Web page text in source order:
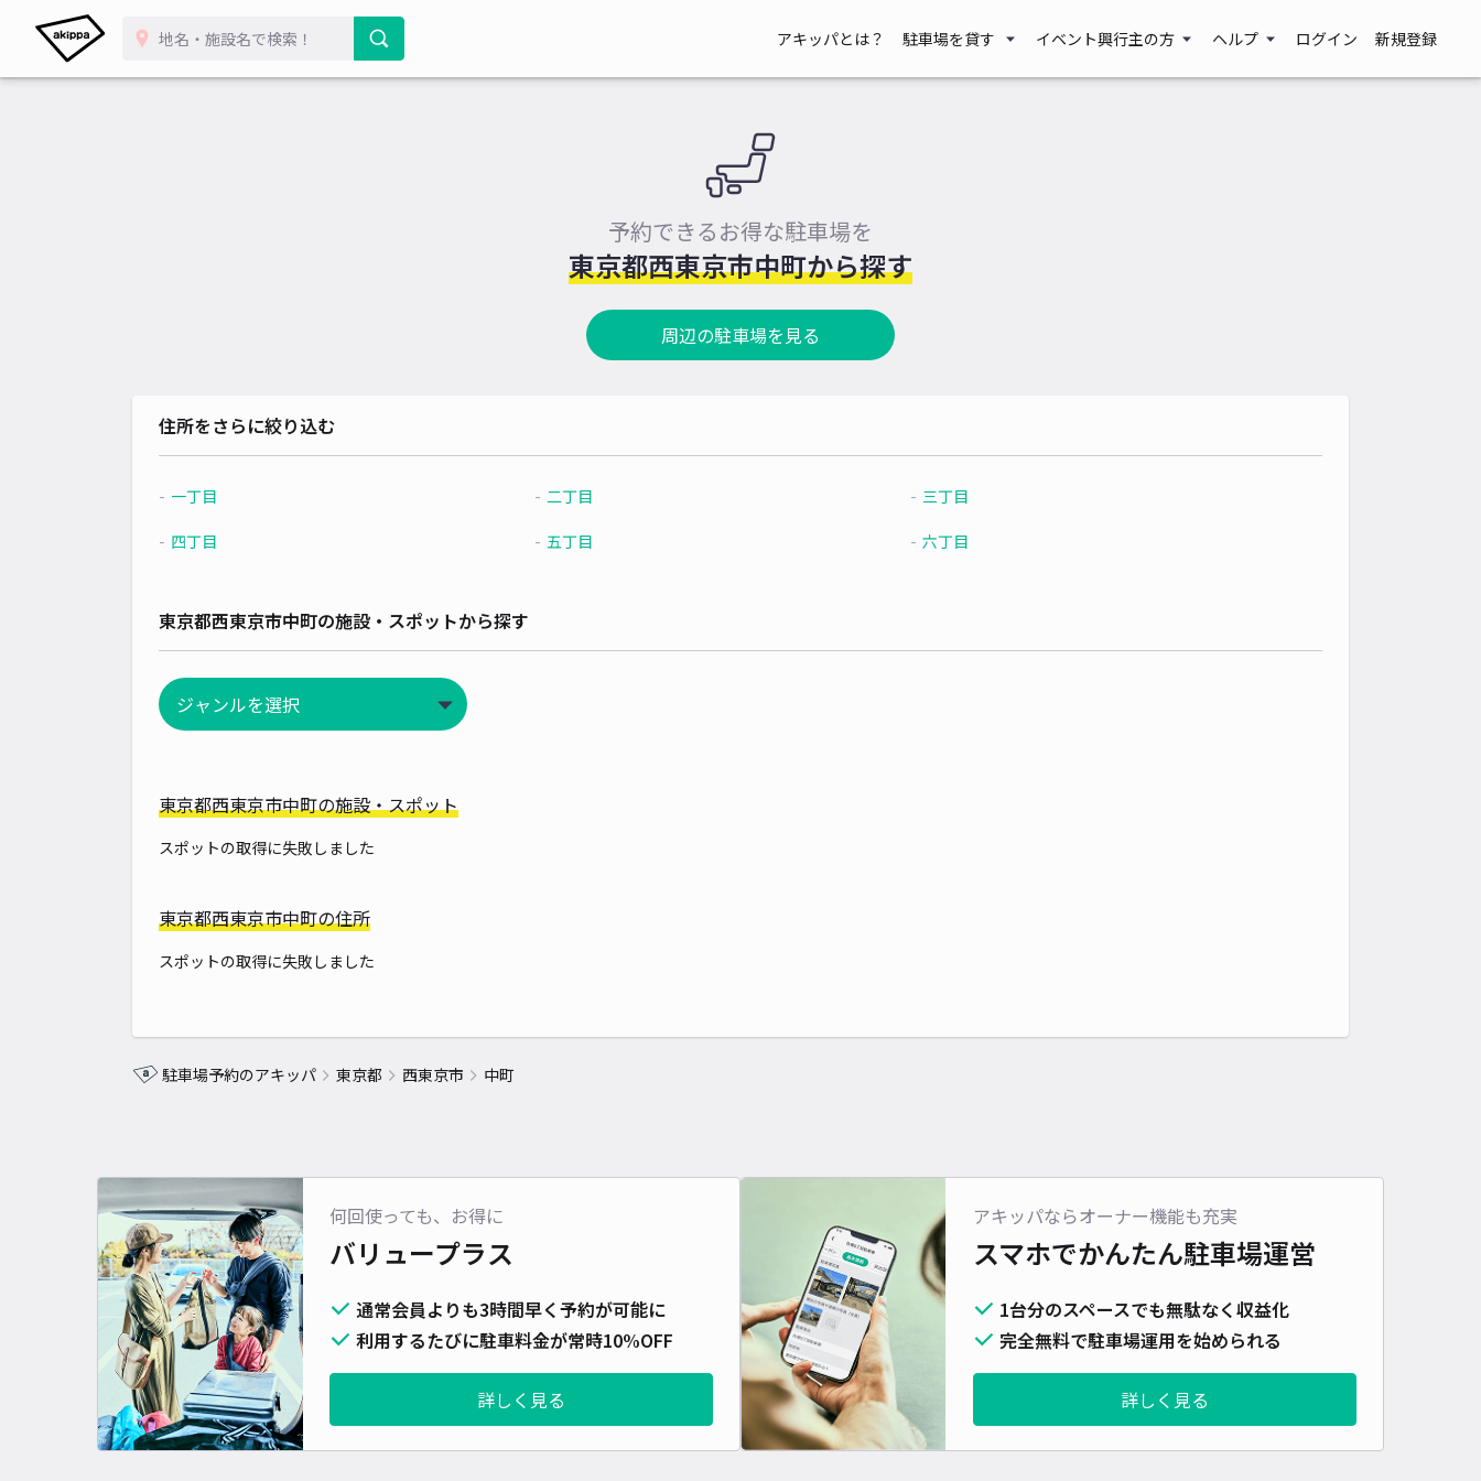
アキッパとは？ 駐車場を貸す イベント興行主の方 ヘルプ ログイン 新規登録
予約できるお得な駐車場を
東京都西東京市中町から探す
周辺の駐車場を見る
住所をさらに絞り込む
一丁目 二丁目 三丁目
四丁目 五丁目 六丁目
東京都西東京市中町の施設・スポットから探す
東京都西東京市中町の施設・スポット
スポットの取得に失敗しました
東京都西東京市中町の住所
スポットの取得に失敗しました
駐車場予約のアキッパ 東京都 西東京市 中町
何回使っても、お得に
バリュープラス
通常会員よりも3時間早く予約が可能に
利用するたびに駐車料金が常時10%OFF
詳しく見る
アキッパならオーナー機能も充実
スマホでかんたん駐車場運営
1台分のスペースでも無駄なく収益化
完全無料で駐車場運用を始められる
詳しく見る